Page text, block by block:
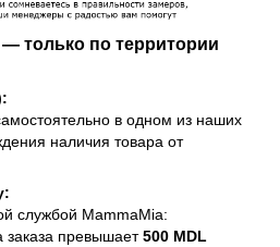
только по территории
в одном из наших
наличия товара от
службой MammaMia:
заказа превышает500 MDL